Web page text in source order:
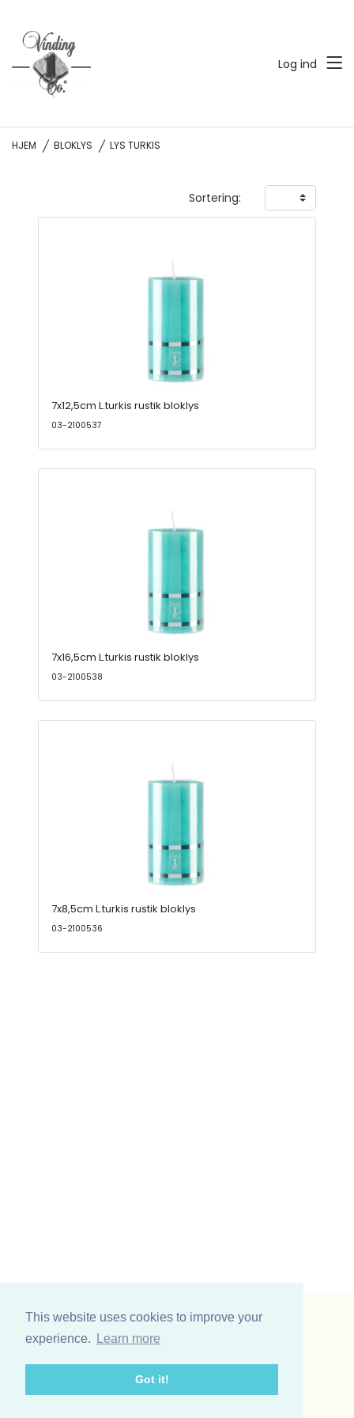
This website uses cookies to improve your
experience.
Learn more
Got it!
Log ind
HJEM BLOKLYS LYS TURKIS
Sortering:
7x12,5cm L.turkis rustik bloklys
03-2100537
7x16,5cm L.turkis rustik bloklys
03-2100538
7x8,5cm L.turkis rustik bloklys
03-2100536
Vinding et co A/S
Telefon: +45 75 31 02 11